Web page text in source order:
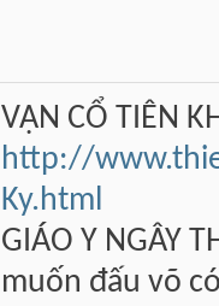
VẠN CỔ TIÊN
http://
Ky.html
GIÁO Y NGÂY
muốn đấu võ